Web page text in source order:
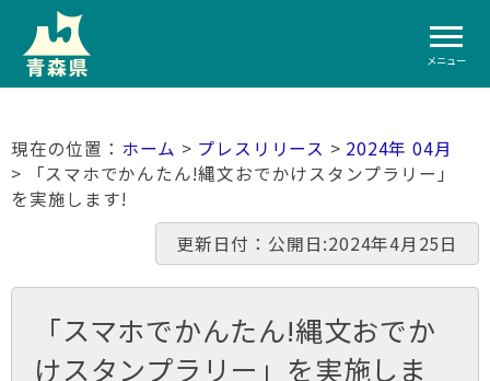
メニュー
ホーム > プレスリリース > 2024年 04月
> 「スマホでかんたん!縄文おでかけスタンプラリー」
を実施します!
更新日付：公開日:2024年4月25日
「スマホでかんたん!縄文おでか
けスタンプラリー」を実施しま